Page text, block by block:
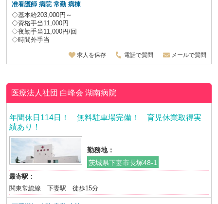
准看護師 病院 常勤 病棟
◇基本給203,000円～
◇資格手当11,000円
◇夜勤手当11,000円/回
◇時間外手当
求人を保存 電話で質問 メールで質問
医療法人社団 白峰会湖南病院
年間休日114日！ 無料駐車場完備！ 育児休業取得実
績あり！
勤務地：
茨城県下妻市長塚48-1
最寄駅：
関東常総線 下妻駅 徒歩15分